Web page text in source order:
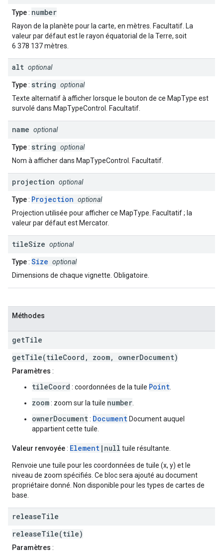
Type: number
Rayon de la planète pour la carte, en mètres. Facultatif. La
valeur par défaut est le rayon équatorial de la Terre, soit
6 378 137 mètres.
alt optional
Type: string optional
Texte alternatif à afficher lorsque le bouton de ce MapType est
survolé dans MapTypeControl. Facultatif.
name optional
Type: string optional
Nom à afficher dans MapTypeControl. Facultatif.
projection optional
Type: Projection optional
Projection utilisée pour afficher ce MapType. Facultatif ; la
valeur par défaut est Mercator.
tileSize optional
Type: Size optional
Dimensions de chaque vignette. Obligatoire.
Méthodes
getTile
getTile(tileCoord, zoom, ownerDocument)
Paramètres :
tileCoord : coordonnées de la tuile Point
zoom: zoom sur la tuile number
ownerDocument: Document Document auquel
appartient cette tuile.
Valeur renvoyée: Element |null tuile résultante.
Renvoie une tuile pour les coordonnées de tuile (x, y) et le
niveau de zoom spécifiés. Ce bloc sera ajouté au document
propriétaire donné. Non disponible pour les types de cartes de
base.
releaseTile
releaseTile(tile)
Paramètres :